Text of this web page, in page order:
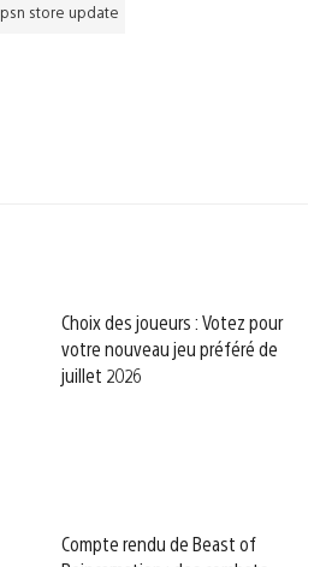
psn store update
Choix des joueurs : Votez pour
votre nouveau jeu préféré de
juillet 2026
Compte rendu de Beast of